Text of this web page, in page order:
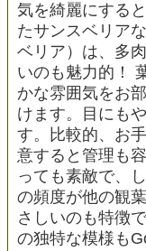
気を綺麗にする
たサンスベリア
ベリア）は、多
いのも魅力的！
かな雰囲気をお
けます。目にも
す。比較的、お
意すると管理も
っても素敵で、
の頻度が他の観
さしいのも特徴
の独特な模様も